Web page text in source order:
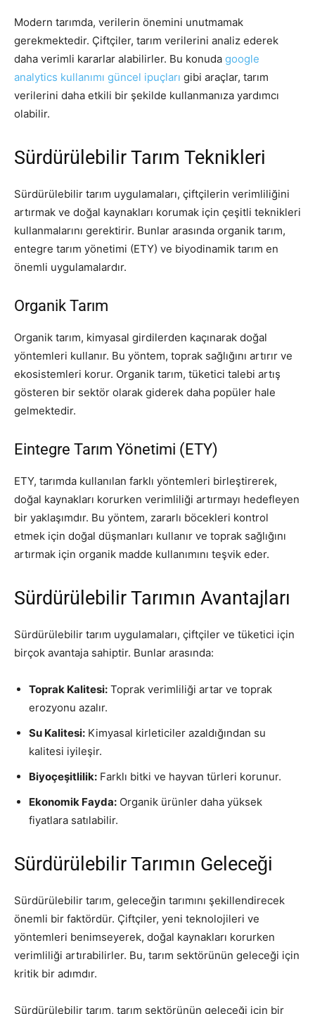
Modern tarımda, verilerin önemini unutmamak
gerekmektedir. Çiftçiler, tarım verilerini analiz ederek
daha verimli kararlar alabilirler. Bu konuda google
analytics kullanımı güncel ipuçları gibi araçlar, tarım
verilerini daha etkili bir şekilde kullanmanıza yardımcı
olabilir.
Sürdürülebilir Tarım Teknikleri
Sürdürülebilir tarım uygulamaları, çiftçilerin verimliliğini
artırmak ve doğal kaynakları korumak için çeşitli teknikleri
kullanmalarını gerektirir. Bunlar arasında organik tarım,
entegre tarım yönetimi (ETY) ve biyodinamik tarım en
önemli uygulamalardır.
Organik Tarım
Organik tarım, kimyasal girdilerden kaçınarak doğal
yöntemleri kullanır. Bu yöntem, toprak sağlığını artırır ve
ekosistemleri korur. Organik tarım, tüketici talebi artış
gösteren bir sektör olarak giderek daha popüler hale
gelmektedir.
Eintegre Tarım Yönetimi (ETY)
ETY, tarımda kullanılan farklı yöntemleri birleştirerek,
doğal kaynakları korurken verimliliği artırmayı hedefleyen
bir yaklaşımdır. Bu yöntem, zararlı böcekleri kontrol
etmek için doğal düşmanları kullanır ve toprak sağlığını
artırmak için organik madde kullanımını teşvik eder.
Sürdürülebilir Tarımın Avantajları
Sürdürülebilir tarım uygulamaları, çiftçiler ve tüketici için
birçok avantaja sahiptir. Bunlar arasında:
Toprak Kalitesi: Toprak verimliliği artar ve toprak
erozyonu azalır.
Su Kalitesi: Kimyasal kirleticiler azaldığından su
kalitesi iyileşir.
Biyoçeşitlilik: Farklı bitki ve hayvan türleri korunur.
Ekonomik Fayda: Organik ürünler daha yüksek
fiyatlara satılabilir.
Sürdürülebilir Tarımın Geleceği
Sürdürülebilir tarım, geleceğin tarımını şekillendirecek
önemli bir faktördür. Çiftçiler, yeni teknolojileri ve
yöntemleri benimseyerek, doğal kaynakları korurken
verimliliği artırabilirler. Bu, tarım sektörünün geleceği için
kritik bir adımdır.
Sürdürülebilir tarım, tarım sektörünün geleceği için bir